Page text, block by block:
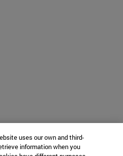
uses our own and third-
information when you